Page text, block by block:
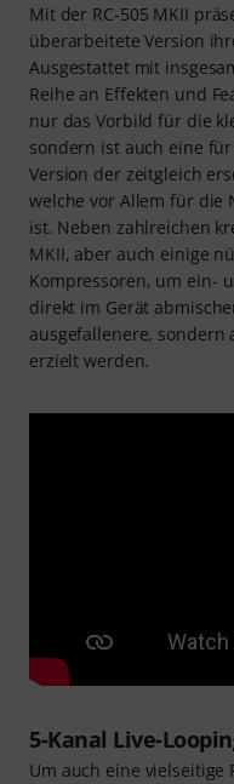
Mit der RC-505 MKII
überarbeitete Version
Ausgestattet mit
Reihe an Effekten und
nur das Vorbild für die
sondern ist auch eine
Version der zeitgleich
welche vor Allem für die
ist. Neben zahlreichen
MKII, aber auch einige
Kompressoren, um ein-
direkt im Gerät
ausgefallenere, sondern
erzielt werden.
5-Kanal Live-
Um auch eine vielseitige